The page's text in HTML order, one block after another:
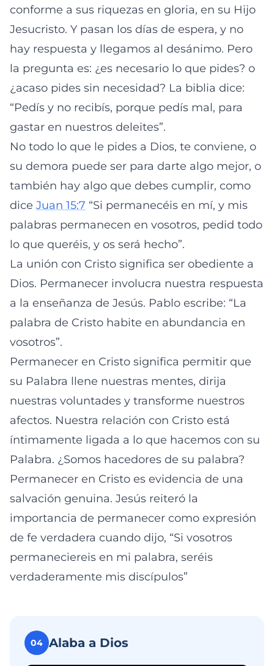
conforme a sus riquezas en gloria, en su Hijo
Jesucristo. Y pasan los días de espera, y no
hay respuesta y llegamos al desánimo. Pero
la pregunta es: ¿es necesario lo que pides? o
¿acaso pides sin necesidad? La biblia dice:
“Pedís y no recibís, porque pedís mal, para
gastar en nuestros deleites”.
No todo lo que le pides a Dios, te conviene, o
su demora puede ser para darte algo mejor, o
también hay algo que debes cumplir, como
dice Juan 15:7 “Si permanecéis en mí, y mis
palabras permanecen en vosotros, pedid todo
lo que queréis, y os será hecho”.
La unión con Cristo significa ser obediente a
Dios. Permanecer involucra nuestra respuesta
a la enseñanza de Jesús. Pablo escribe: “La
palabra de Cristo habite en abundancia en
vosotros”.
Permanecer en Cristo significa permitir que
su Palabra llene nuestras mentes, dirija
nuestras voluntades y transforme nuestros
afectos. Nuestra relación con Cristo está
íntimamente ligada a lo que hacemos con su
Palabra. ¿Somos hacedores de su palabra?
Permanecer en Cristo es evidencia de una
salvación genuina. Jesús reiteró la
importancia de permanecer como expresión
de fe verdadera cuando dijo, “Si vosotros
permaneciereis en mi palabra, seréis
verdaderamente mis discípulos”
04 Alaba a Dios